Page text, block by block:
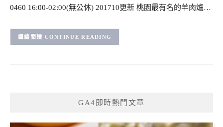
0460 16:00-02:00(無公休) 201710更新 桃園最有名的羊肉爐…
CONTINUE READING
GA4即時熱門文章